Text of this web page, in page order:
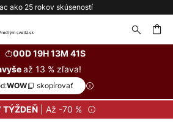
ako 25 rokov skúseností
00D 19H 13M 41S
až 13 % zľava!
WOW skopírovať
TÝŽDEŇ| Až -70 %